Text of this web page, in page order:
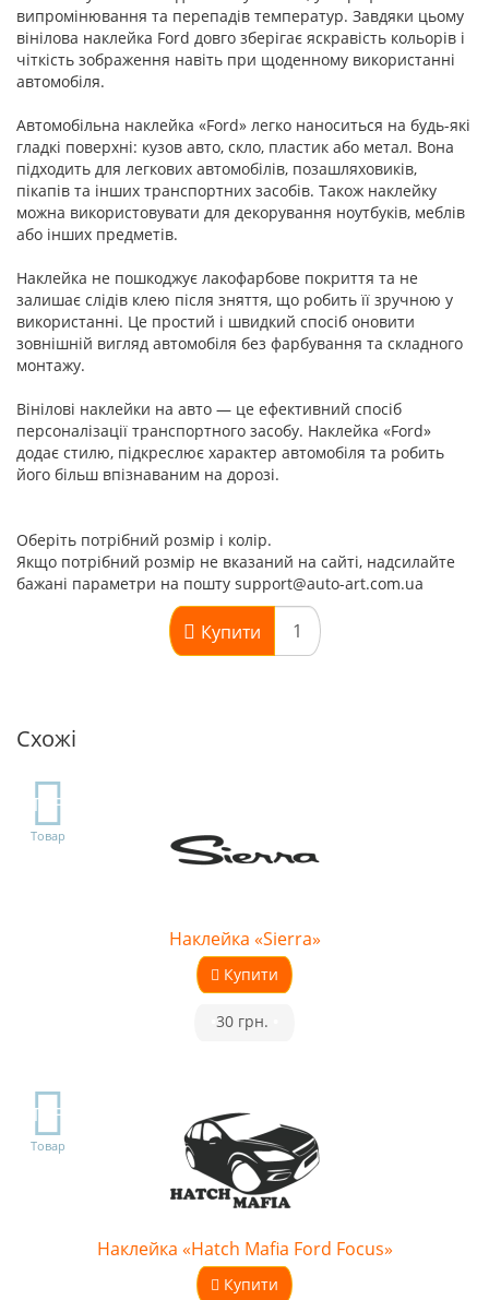
випромінювання та перепадів температур. Завдяки цьому
вінілова наклейка Ford довго зберігає яскравість кольорів і
чіткість зображення навіть при щоденному використанні
автомобіля.
Автомобільна наклейка «Ford» легко наноситься на будь-які
гладкі поверхні: кузов авто, скло, пластик або метал. Вона
підходить для легкових автомобілів, позашляховиків,
пікапів та інших транспортних засобів. Також наклейку
можна використовувати для декорування ноутбуків, меблів
або інших предметів.
Наклейка не пошкоджує лакофарбове покриття та не
залишає слідів клею після зняття, що робить її зручною у
використанні. Це простий і швидкий спосіб оновити
зовнішній вигляд автомобіля без фарбування та складного
монтажу.
Вінілові наклейки на авто — це ефективний спосіб
персоналізації транспортного засобу. Наклейка «Ford»
додає стилю, підкреслює характер автомобіля та робить
його більш впізнаваним на дорозі.
Оберіть потрібний розмір і колір.
Якщо потрібний розмір не вказаний на сайті, надсилайте
бажані параметри на пошту support@auto-art.com.ua
Купити
Схожі
TOP
Товар
Наклейка «Sierra»
Купити
30 грн.
TOP
Товар
Наклейка «Hatch Mafia Ford Focus»
Купити